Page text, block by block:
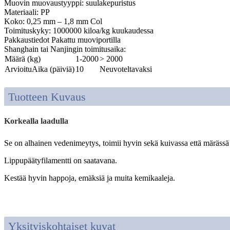
Muovin muovaustyyppi: suulakepuristus
Materiaali: PP
Koko: 0,25 mm – 1,8 mm Col
Toimituskyky: 1000000 kiloa/kg kuukaudessa
Pakkaustiedot Pakattu muoviportilla
Shanghain tai Nanjingin toimitusaika:
Määrä (kg)
1-2000> 2000
ArvioituAika (päiviä)10 Neuvoteltavaksi
Tuotteen Kuvaus
Korkealla laadulla
Se on alhainen vedenimeytys, toimii hyvin sekä kuivassa että
Lippupäätyfilamentti on saatavana.
Kestää hyvin happoja, emäksiä ja muita kemikaaleja.
Yksityiskohtaiset kuvat